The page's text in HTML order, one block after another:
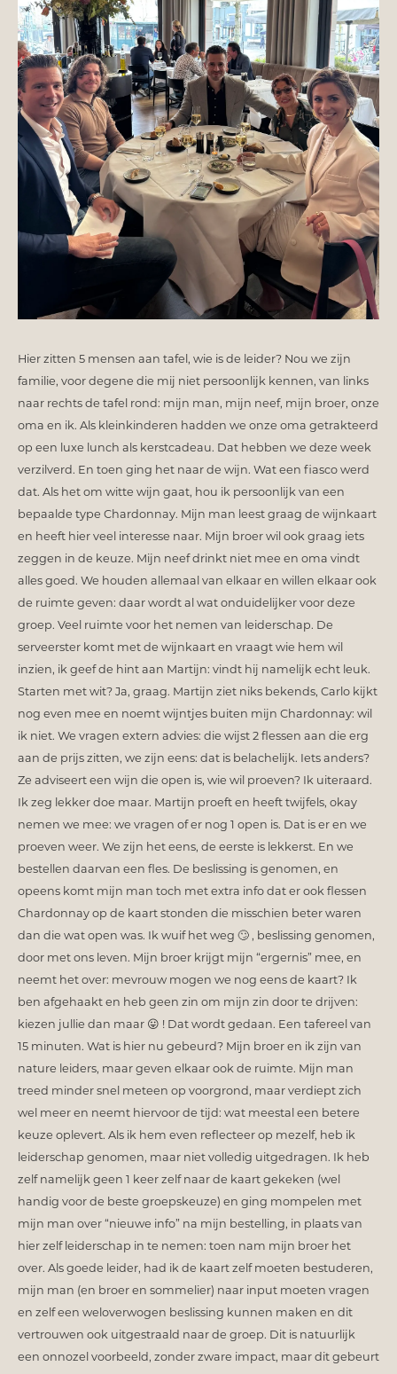
Hier zitten 5 mensen aan tafel, wie is de leider? Nou we zijn
familie, voor degene die mij niet persoonlijk kennen, van links
naar rechts de tafel rond: mijn man, mijn neef, mijn broer, onze
oma en ik. Als kleinkinderen hadden we onze oma getrakteerd
op een luxe lunch als kerstcadeau. Dat hebben we deze week
verzilverd. En toen ging het naar de wijn. Wat een fiasco werd
dat. Als het om witte wijn gaat, hou ik persoonlijk van een
bepaalde type Chardonnay. Mijn man leest graag de wijnkaart
en heeft hier veel interesse naar. Mijn broer wil ook graag iets
zeggen in de keuze. Mijn neef drinkt niet mee en oma vindt
alles goed. We houden allemaal van elkaar en willen elkaar ook
de ruimte geven: daar wordt al wat onduidelijker voor deze
groep. Veel ruimte voor het nemen van leiderschap. De
serveerster komt met de wijnkaart en vraagt wie hem wil
inzien, ik geef de hint aan Martijn: vindt hij namelijk echt leuk.
Starten met wit? Ja, graag. Martijn ziet niks bekends, Carlo kijkt
nog even mee en noemt wijntjes buiten mijn Chardonnay: wil
ik niet. We vragen extern advies: die wijst 2 flessen aan die erg
aan de prijs zitten, we zijn eens: dat is belachelijk. Iets anders?
Ze adviseert een wijn die open is, wie wil proeven? Ik uiteraard.
Ik zeg lekker doe maar. Martijn proeft en heeft twijfels, okay
nemen we mee: we vragen of er nog 1 open is. Dat is er en we
proeven weer. We zijn het eens, de eerste is lekkerst. En we
bestellen daarvan een fles. De beslissing is genomen, en
opeens komt mijn man toch met extra info dat er ook flessen
Chardonnay op de kaart stonden die misschien beter waren
dan die wat open was. Ik wuif het weg 🙄 , beslissing genomen,
door met ons leven. Mijn broer krijgt mijn “ergernis” mee, en
neemt het over: mevrouw mogen we nog eens de kaart? Ik
ben afgehaakt en heb geen zin om mijn zin door te drijven:
kiezen jullie dan maar 😛 ! Dat wordt gedaan. Een tafereel van
15 minuten. Wat is hier nu gebeurd? Mijn broer en ik zijn van
nature leiders, maar geven elkaar ook de ruimte. Mijn man
treed minder snel meteen op voorgrond, maar verdiept zich
wel meer en neemt hiervoor de tijd: wat meestal een betere
keuze oplevert. Als ik hem even reflecteer op mezelf, heb ik
leiderschap genomen, maar niet volledig uitgedragen. Ik heb
zelf namelijk geen 1 keer zelf naar de kaart gekeken (wel
handig voor de beste groepskeuze) en ging mompelen met
mijn man over “nieuwe info” na mijn bestelling, in plaats van
hier zelf leiderschap in te nemen: toen nam mijn broer het
over. Als goede leider, had ik de kaart zelf moeten bestuderen,
mijn man (en broer en sommelier) naar input moeten vragen
en zelf een weloverwogen beslissing kunnen maken en dit
vertrouwen ook uitgestraald naar de groep. Dit is natuurlijk
een onnozel voorbeeld, zonder zware impact, maar dit gebeurt